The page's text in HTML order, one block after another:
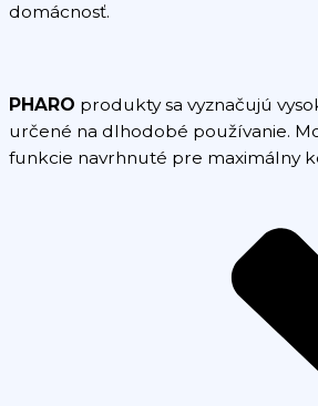
domácnosť.
PHARO produkty sa vyznačujú
určené na dlhodobé používanie.
funkcie navrhnuté pre maximálny